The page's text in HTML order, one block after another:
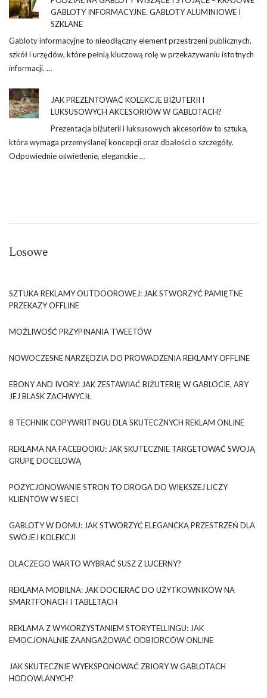
GABLOTY INFORMACYJNE. GABLOTY ALUMINIOWE I
SZKLANE
Gabloty informacyjne to nieodłączny element przestrzeni publicznych,
szkół i urzędów, które pełnią kluczową rolę w przekazywaniu istotnych
informacji. …
JAK PREZENTOWAĆ KOLEKCJE BIŻUTERII I
LUKSUSOWYCH AKCESORIÓW W GABLOTACH?
Prezentacja biżuterii i luksusowych akcesoriów to sztuka,
która wymaga przemyślanej koncepcji oraz dbałości o szczegóły.
Odpowiednie oświetlenie, eleganckie …
Losowe
SZTUKA REKLAMY OUTDOOROWEJ: JAK STWORZYĆ PAMIĘTNE
PRZEKAZY OFFLINE
MOŻLIWOŚĆ PRZYPINANIA TWEETÓW
NOWOCZESNE NARZĘDZIA DO PROWADZENIA REKLAMY OFFLINE
EBONY AND IVORY: JAK ZESTAWIAĆ BIŻUTERIĘ W GABLOCIE, ABY
JEJ BLASK ZACHWYCIŁ
8 TECHNIK COPYWRITINGU DLA SKUTECZNYCH REKLAM ONLINE
REKLAMA NA FACEBOOKU: JAK SKUTECZNIE TARGETOWAĆ SWOJĄ
GRUPĘ DOCELOWĄ
POZYCJONOWANIE STRON TO DROGA DO WIĘKSZEJ LICZY
KLIENTÓW W SIECI
GABLOTY W DOMU: JAK STWORZYĆ ELEGANCKĄ PRZESTRZEŃ DLA
SWOJEJ KOLEKCJI
DLACZEGO WARTO WYBRAĆ SUSZ Z LUCERNY?
REKLAMA MOBILNA: JAK DOCIERAĆ DO UŻYTKOWNIKÓW NA
SMARTFONACH I TABLETACH
REKLAMA Z WYKORZYSTANIEM STORYTELLINGU: JAK
EMOCJONALNIE ZAANGAŻOWAĆ ODBIORCÓW ONLINE
JAK SKUTECZNIE WYEKSPONOWAĆ ZBIORY W GABLOTACH
HODOWLANYCH?